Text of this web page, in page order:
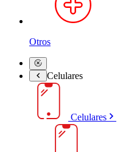
Otros
Celulares
Celulares